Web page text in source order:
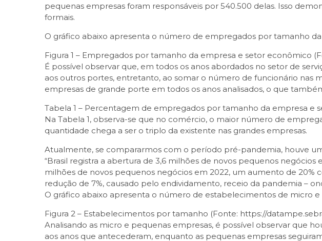
pequenas empresas foram responsáveis por 540.500 delas. Isso
formais.
O gráfico abaixo apresenta o número de empregados por tamanho
Figura 1 – Empregados por tamanho da empresa e setor econômico
É possível observar que, em todos os anos abordados no setor de
aos outros portes, entretanto, ao somar o número de funcionário nas
empresas de grande porte em todos os anos analisados, o que
Tabela 1 – Percentagem de empregados por tamanho da empresa e
Na Tabela 1, observa-se que no comércio, o maior número de
quantidade chega a ser o triplo da existente nas grandes empresas.
Atualmente, se compararmos com o período pré-pandemia, houve
“Brasil registra a abertura de 3,6 milhões de novos pequenos
milhões de novos pequenos negócios em 2022, um aumento de 20%
redução de 7%, causado pelo endividamento, receio da pandemia –
O gráfico abaixo apresenta o número de estabelecimentos de micro
Figura 2 – Estabelecimentos por tamanho (Fonte: https://
Analisando as micro e pequenas empresas, é possível observar que
aos anos que antecederam, enquanto as pequenas empresas